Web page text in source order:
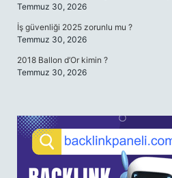
Temmuz 30, 2026
İş güvenliği 2025 zorunlu mu ?
Temmuz 30, 2026
2018 Ballon d’Or kimin ?
Temmuz 30, 2026